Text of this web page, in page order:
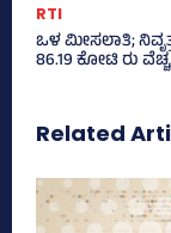
RTI
ಒಳ ಮೀಸಲಾತಿ;
86.19 ಕೋಟಿ ರು
Related